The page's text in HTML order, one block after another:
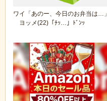
ワイ「あのー、今日のお弁当は…」
ヨッメ(22)「ﾁｯ…」ﾄﾞﾝｯ